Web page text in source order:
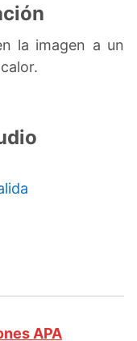
la imagen a un
APA